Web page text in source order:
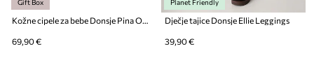
Gift Box
Kožne cipele za bebe Donsje Pina Organza Booties
69,90 €
Planet Friendly
Dječje tajice Donsje Ellie Leggings
39,90 €